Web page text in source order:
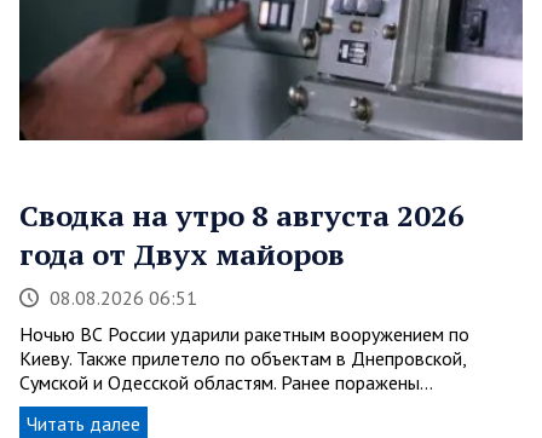
Сводка на утро 8 августа 2026
года от Двух майоров
08.08.2026 06:51
Ночью ВС России ударили ракетным вооружением по
Киеву. Также прилетело по объектам в Днепровской,
Сумской и Одесской областям. Ранее поражены…
Читать далее